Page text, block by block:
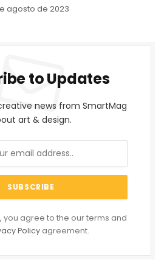
agosto de 2023
to Updates
news from SmartMag
art & design.
you agree to the our terms and
Policy agreement.